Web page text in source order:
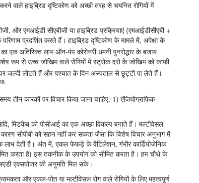
वाले हाइब्रिड दृष्टिकोण को अच्छी तरह से चयनित रोगियों में
और एमआईडी सीएबीजी या हाइब्रिड प्रक्रियाएं (एमआईडीसीएबी +
प्रदर्शित करते हैं। हाइब्रिड दृष्टिकोण के मामले में, अपेक्षा के
एक अतिरिक्त लाभ ऑन-पंप कोरोनरी धमनी पुनरोद्धार के बजाय
से उच्च जोखिम वाले रोगियों में स्ट्रोक दरों के जोखिम को काफी
पर जल्दी लौटते हैं और पश्चात के दिन अस्पताल से छुट्टी पा लेते हैं।
तीन कारकों पर विचार किया जाना चाहिए: 1) एंजियोग्राफिक
मिडकैब को पीसीआई का एक अच्छा विकल्प बनाते हैं। मल्टीवेसल
कारण सीपीबी को सहन नहीं कर सकता जैसा कि विशेष विचार अनुभाग में
एक लाभ देती है। अंत में, एकल फेफड़े के वेंटिलेशन, गंभीर कार्डियोजेनिक
करता है) इस तकनीक के उपयोग को सीमित करता है। हम चौथे के
एक्सपोजर की अनुमति मिल सके।
और एकल-पोत या मल्टीवेसल रोग वाले रोगियों के लिए महत्वपूर्ण